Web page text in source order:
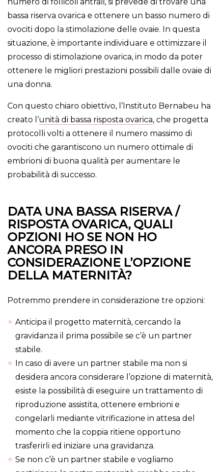
bassa riserva ovarica e ottenere un basso numero di
ovociti dopo la stimolazione delle ovaie. In questa
situazione, è importante individuare e ottimizzare il
processo di stimolazione ovarica, in modo da poter
ottenere le migliori prestazioni possibili dalle ovaie di
una donna.
Con questo chiaro obiettivo, l’Instituto Bernabeu ha
creato l’unità di bassa risposta ovarica, che progetta
protocolli volti a ottenere il numero massimo di
ovociti che garantiscono un numero ottimale di
embrioni di buona qualità per aumentare le
probabilità di successo.
DATA UNA BASSA RISERVA /
RISPOSTA OVARICA, QUALI
OPZIONI HO SE NON HO
ANCORA PRESO IN
CONSIDERAZIONE L’OPZIONE
DELLA MATERNITÀ?
Potremmo prendere in considerazione tre opzioni:
Anticipa il progetto maternità, cercando la
gravidanza il prima possibile se c’è un partner
stabile.
In caso di avere un partner stabile ma non si
desidera ancora considerare l’opzione di maternità,
esiste la possibilità di eseguire un trattamento di
riproduzione assistita, ottenere embrioni e
congelarli mediante vitrificazione in attesa del
momento che la coppia ritiene opportuno
trasferirli ed iniziare una gravidanza.
Se non c’è un partner stabile e vogliamo